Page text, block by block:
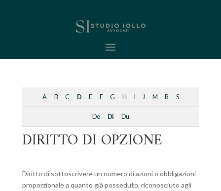
A B C D E F G H I J M R S
De Di Du
DIRITTO DI OPZIONE
Diritto di sottoscrivere un numero di azioni o obbligazioni
proporzionale a quanto già posseduto, riconosciuto agli